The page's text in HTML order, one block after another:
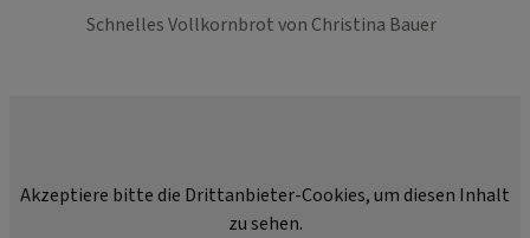
Schnelles Vollkornbrot von Christina Bauer
Akzeptiere bitte die Drittanbieter-Cookies, um diesen Inhalt
zu sehen.